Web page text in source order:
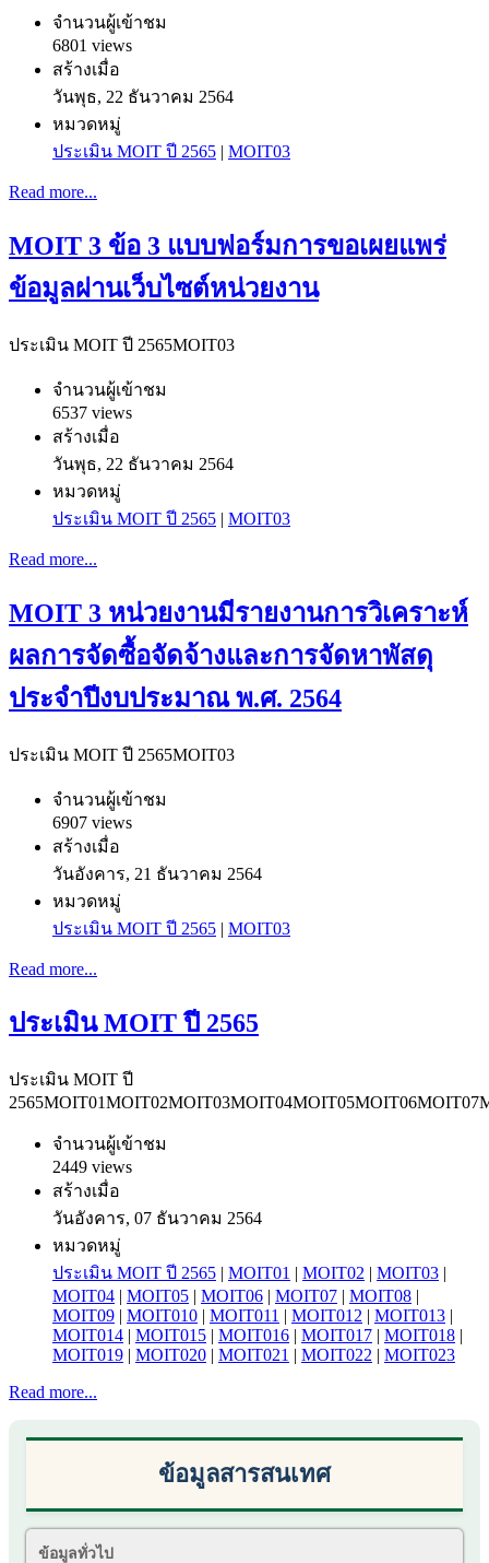
จำนวนผู้เข้าชม
6801 views
สร้างเมื่อ
วันพุธ, 22 ธันวาคม 2564
หมวดหมู่
ประเมิน MOIT ปี 2565 | MOIT03
Read more...
MOIT 3 ข้อ 3 แบบฟอร์มการขอเผยแพร่
ข้อมูลผ่านเว็บไซต์หน่วยงาน
ประเมิน MOIT ปี 2565MOIT03
จำนวนผู้เข้าชม
6537 views
สร้างเมื่อ
วันพุธ, 22 ธันวาคม 2564
หมวดหมู่
ประเมิน MOIT ปี 2565 | MOIT03
Read more...
MOIT 3 หน่วยงานมีรายงานการวิเคราะห์
ผลการจัดซื้อจัดจ้างและการจัดหาพัสดุ
ประจำปีงบประมาณ พ.ศ. 2564
ประเมิน MOIT ปี 2565MOIT03
จำนวนผู้เข้าชม
6907 views
สร้างเมื่อ
วันอังคาร, 21 ธันวาคม 2564
หมวดหมู่
ประเมิน MOIT ปี 2565 | MOIT03
Read more...
ประเมิน MOIT ปี 2565
ประเมิน MOIT ปี
2565MOIT01MOIT02MOIT03MOIT04MOIT05MOIT06MOIT07
จำนวนผู้เข้าชม
2449 views
สร้างเมื่อ
วันอังคาร, 07 ธันวาคม 2564
หมวดหมู่
ประเมิน MOIT ปี 2565 | MOIT01 | MOIT02 | MOIT03 |
MOIT04 | MOIT05 | MOIT06 | MOIT07 | MOIT08 |
MOIT09 | MOIT010 | MOIT011 | MOIT012 | MOIT013 |
MOIT014 | MOIT015 | MOIT016 | MOIT017 | MOIT018 |
MOIT019 | MOIT020 | MOIT021 | MOIT022 | MOIT023
Read more...
ข้อมูลสารสนเทศ
ข้อมูลทั่วไป